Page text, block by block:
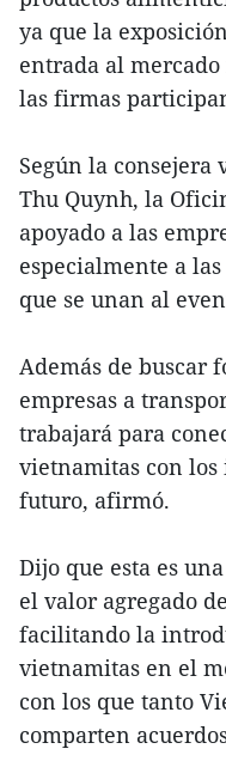
ya que la
entrada al
las firmas
Según la consejera
Thu Quynh, la
apoyado a las
especialmente a
que se unan al
Además de buscar
empresas a
trabajará para
vietnamitas con
futuro, afirmó.
Dijo que esta es
el valor agregado
facilitando la
vietnamitas en el
con los que tanto
comparten